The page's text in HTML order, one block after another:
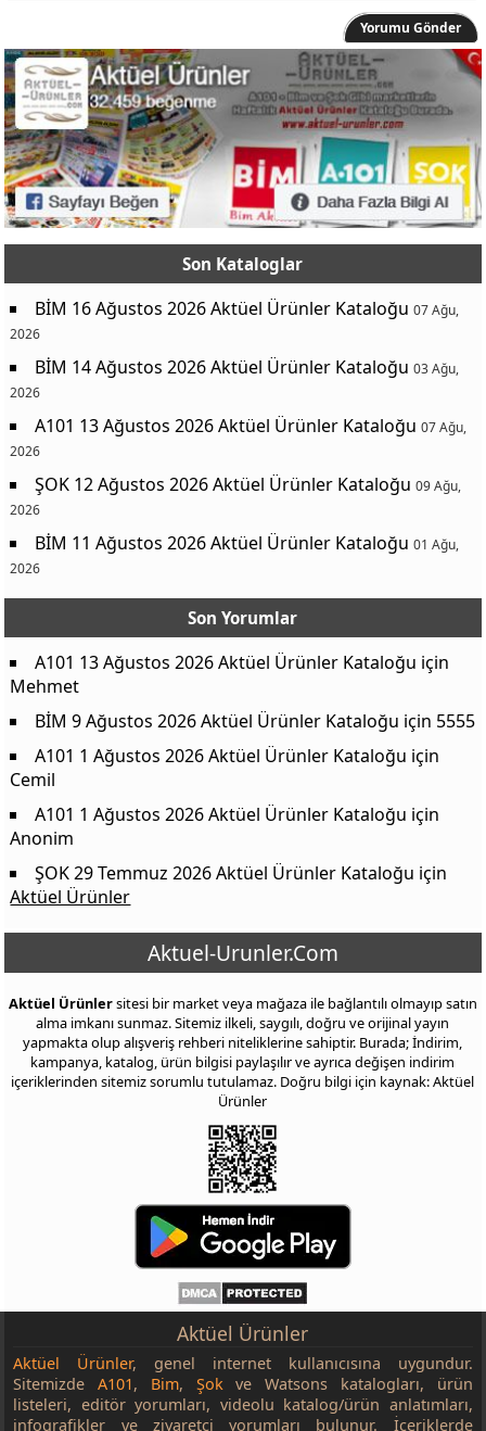
Yorumu Gönder
Son Kataloglar
BİM 16 Ağustos 2026 Aktüel Ürünler Kataloğu 07 Ağu,
2026
BİM 14 Ağustos 2026 Aktüel Ürünler Kataloğu 03 Ağu,
2026
A101 13 Ağustos 2026 Aktüel Ürünler Kataloğu 07 Ağu,
2026
ŞOK 12 Ağustos 2026 Aktüel Ürünler Kataloğu 09 Ağu,
2026
BİM 11 Ağustos 2026 Aktüel Ürünler Kataloğu 01 Ağu,
2026
Son Yorumlar
A101 13 Ağustos 2026 Aktüel Ürünler Kataloğu için
Mehmet
BİM 9 Ağustos 2026 Aktüel Ürünler Kataloğu için 5555
A101 1 Ağustos 2026 Aktüel Ürünler Kataloğu için
Cemil
A101 1 Ağustos 2026 Aktüel Ürünler Kataloğu için
Anonim
ŞOK 29 Temmuz 2026 Aktüel Ürünler Kataloğu için
Aktüel Ürünler
Aktuel-Urunler.Com
Aktüel Ürünlersitesi bir market veya mağaza ile bağlantılı olmayıp satın
alma imkanı sunmaz. Sitemiz ilkeli, saygılı, doğru ve orijinal yayın
yapmakta olup alışveriş rehberi niteliklerine sahiptir. Burada; İndirim,
kampanya, katalog, ürün bilgisi paylaşılır ve ayrıca değişen indirim
içeriklerinden sitemiz sorumlu tutulamaz. Doğru bilgi için kaynak: Aktüel
Ürünler
Aktüel Ürünler
Aktüel Ürünler, genel internet kullanıcısına uygundur.
SitemizdeA101, Bim, Şok ve Watsons katalogları, ürün
listeleri, editör yorumları, videolu katalog/ürün anlatımları,
infografikler ve ziyaretçi yorumları bulunur. İçeriklerde